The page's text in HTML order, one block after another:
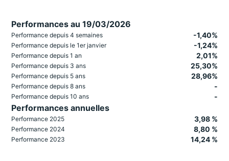
Performances au 19/03/2026
Performance depuis 4 semaines -1,40%
Performance depuis le 1er janvier -1,24%
Performance depuis 1 an 2,01%
Performance depuis 3 ans 25,30%
Performance depuis 5 ans 28,96%
Performance depuis 8 ans -
Performance depuis 10 ans -
Performances annuelles
Performance 2025 3,98 %
Performance 2024 8,80 %
Performance 2023 14,24 %